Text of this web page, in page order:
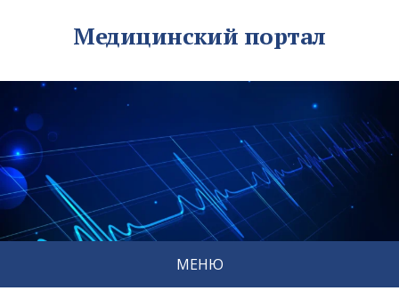
Медицинский портал
МЕНЮ